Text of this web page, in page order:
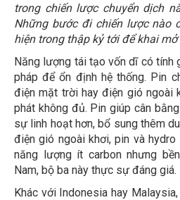
trong chiến lược chuyển dịch
Những bước đi chiến lược nào
hiện trong thập kỷ tới để khai
Năng lượng tái tạo vốn dĩ có tính
pháp để ổn định hệ thống. Pin
điện mặt trời hay điện gió ngoài
phát không đủ. Pin giúp cân
sự linh hoạt hơn, bổ sung thêm
điện gió ngoài khơi, pin và
năng lượng ít carbon nhưng
Nam, bộ ba này thực sự đáng giá.
Khác với Indonesia hay